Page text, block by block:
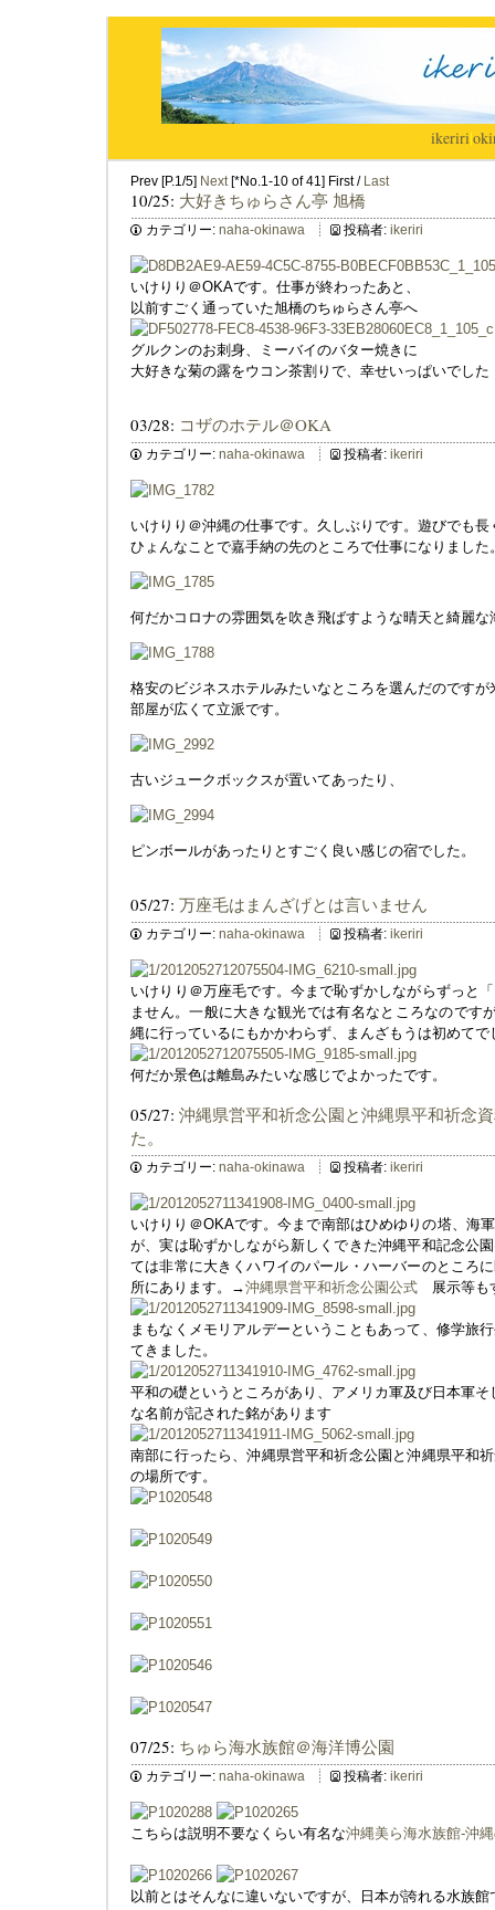
ikeriri|
Prev [P.1/5] Next[*No.1-10 of 41] First / Last
10/25: 大好きちゅらさん亭 旭橋
カテゴリー: naha-okinawa 投稿者: ikeriri
いけりり＠OKAです。仕事が終わったあと、
以前すごく通っていた旭橋のちゅらさん亭へ
グルクンのお刺身、ミーバイのバター焼きに
大好きな菊の露をウコン茶割りで、幸せいっぱいでした
03/28: コザのホテル＠OKA
カテゴリー: naha-okinawa 投稿者: ikeriri
いけりり＠沖縄の仕事です。久しぶりです。遊びでも
ひょんなことで嘉手納の先のところで仕事になりました
何だかコロナの雰囲気を吹き飛ばすような晴天と綺麗な
格安のビジネスホテルみたいなところを選んだのですが
部屋が広くて立派です。
古いジュークボックスが置いてあったり、
ピンボールがあったりとすごく良い感じの宿でした。
05/27: 万座毛はまんざげとは言いません
カテゴリー: naha-okinawa 投稿者: ikeriri
いけりり＠万座毛です。今まで恥ずかしながらずっと
ません。一般に大きな観光では有名なところなのです
縄に行っているにもかかわらず、まんざもうは初めてで
何だか景色は離島みたいな感じでよかったです。
05/27: 沖縄県営平和祈念公園と沖縄県平和祈念
た。
カテゴリー: naha-okinawa 投稿者: ikeriri
いけりり＠OKAです。今まで南部はひめゆりの塔、海
が、実は恥ずかしながら新しくできた沖縄平和記念公
ては非常に大きくハワイのパール・ハーバーのところ
所にあります。→沖縄県営平和祈念公園公式 展示等も
まもなくメモリアルデーということもあって、修学旅
てきました。
平和の礎というところがあり、アメリカ軍及び日本軍
な名前が記された銘があります
南部に行ったら、沖縄県営平和祈念公園と沖縄県平和
の場所です。
07/25: ちゅら海水族館＠海洋博公園
カテゴリー: naha-okinawa 投稿者: ikeriri
こちらは説明不要なくらい有名な沖縄美ら海水族館-沖
以前とはそんなに違いないですが、日本が誇れる水族館